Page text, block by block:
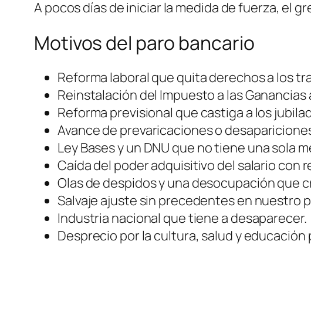
A pocos días de iniciar la medida de fuerza, el
Motivos del paro bancario
Reforma laboral que quita derechos a los
Reinstalación del Impuesto a las
Reforma previsional que castiga a los
Avance de prevaricaciones o
Ley Bases y un DNU que no tiene una sola
Caída del poder adquisitivo del salario con
Olas de despidos y una desocupación que
Salvaje ajuste sin precedentes en nuestro
Industria nacional que tiene a desaparecer.
Desprecio por la cultura, salud y educación